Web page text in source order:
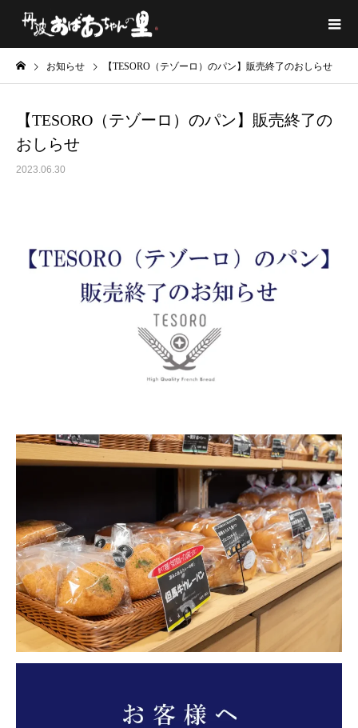
お知らせ 【TESORO（テゾーロ）のパン】販売終了のおしらせ
【TESORO（テゾーロ）のパン】販売終了の
おしらせ
2023.06.30